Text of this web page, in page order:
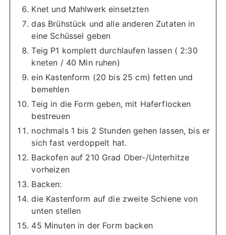
Knet und Mahlwerk einsetzten
das Brühstück und alle anderen Zutaten in
eine Schüssel geben
Teig P1 komplett durchlaufen lassen ( 2:30
kneten / 40 Min ruhen)
ein Kastenform (20 bis 25 cm) fetten und
bemehlen
Teig in die Form geben, mit Haferflocken
bestreuen
nochmals 1 bis 2 Stunden gehen lassen, bis er
sich fast verdoppelt hat.
Backofen auf 210 Grad Ober-/Unterhitze
vorheizen
Backen:
die Kastenform auf die zweite Schiene von
unten stellen
45 Minuten in der Form backen